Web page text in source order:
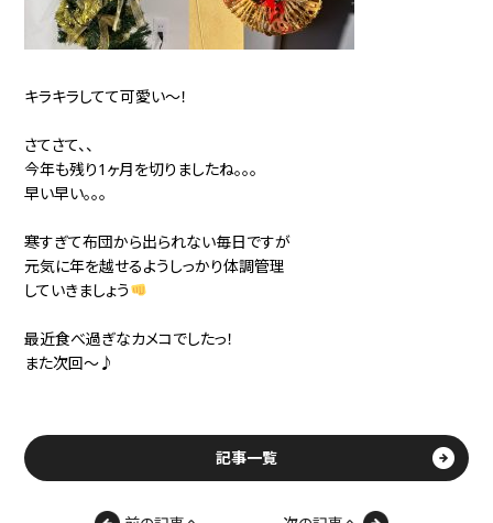
キラキラしてて可愛い～！
さてさて、、
今年も残り1ヶ月を切りましたね。。。
早い早い。。。
寒すぎて布団から出られない毎日ですが
元気に年を越せるようしっかり体調管理
していきましょう
最近食べ過ぎなカメコでしたっ！
また次回～♪
記事一覧